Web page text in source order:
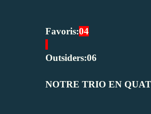
Favoris:04
Outsiders:06
NOTRE TRIO EN